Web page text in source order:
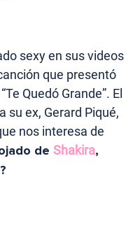
sexy en sus videos
que presentó
Quedó Grande”. El
su ex, Gerard Piqué,
nos interesa de
de Shakira,